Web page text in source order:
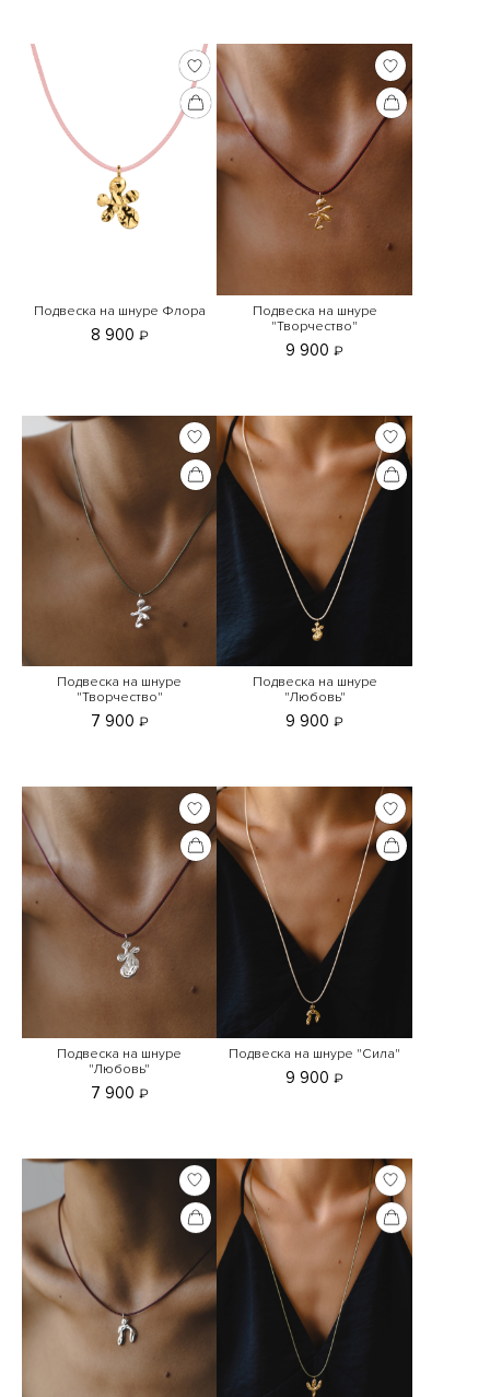
Подвеска на шнуре Флора
8 900 ₽
Подвеска на шнуре
"Творчество"
9 900₽
Подвеска на шнуре
"Творчество"
7 900 ₽
Подвеска на шнуре
"Любовь"
9 900₽
Подвеска на шнуре
"Любовь"
7 900 ₽
Подвеска на шнуре "Сила"
9 900₽